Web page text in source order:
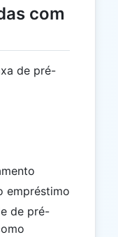
com
de pré-
r
empréstimo
de pré-